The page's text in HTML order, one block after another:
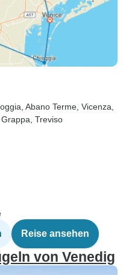
, Abano Terme , Vicenza
, Treviso
Reise ansehen
von Venedig